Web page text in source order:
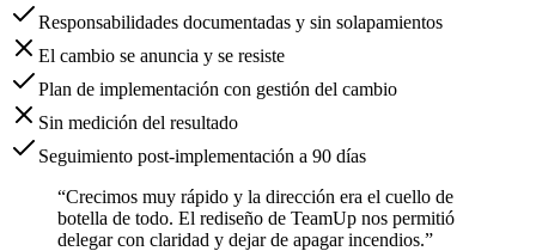
Responsabilidades documentadas y sin solapamientos
El cambio se anuncia y se resiste
Plan de implementación con gestión del cambio
Sin medición del resultado
Seguimiento post-implementación a 90 días
“Crecimos muy rápido y la dirección era el cuello de
botella de todo. El rediseño de TeamUp nos permitió
delegar con claridad y dejar de apagar incendios.”